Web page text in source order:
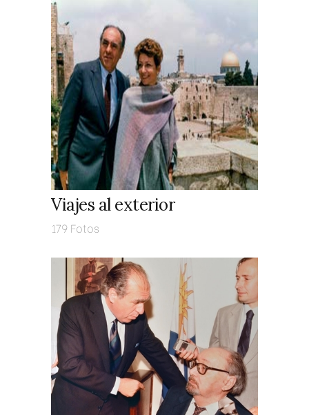
Viajes al exterior
179 Fotos